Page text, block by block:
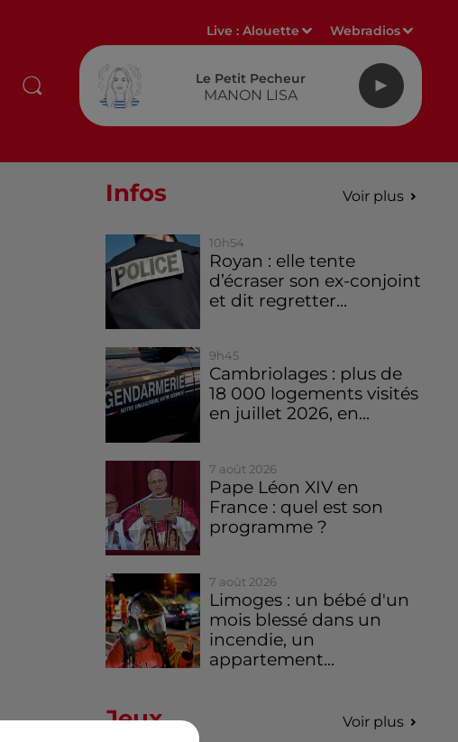
Live :Alouette Webradios
Le Petit Pecheur
MANON LISA
Infos Voir plus
10h54
Royan : elle tente
d’écraser son ex-conjoint
et dit regretter...
9h45
Cambriolages : plus de
18 000 logements visités
en juillet 2026, en...
7 août 2026
Pape Léon XIV en
France : quel est son
programme ?
7 août 2026
Limoges : un bébé d'un
mois blessé dans un
incendie, un
appartement...
Jeux Voir plus